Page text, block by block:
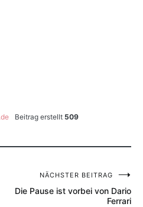
Beitrag erstellt 509
NÄCHSTER BEITRAG
Die Pause ist vorbei von Dario
Ferrari